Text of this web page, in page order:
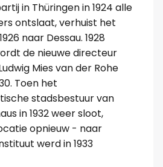
in Thüringen in 1924 alle
ontslaat, verhuist het
naar Dessau. 1928
de nieuwe directeur
Mies van der Rohe
Toen het
stadsbestuur van
in 1932 weer sloot,
opnieuw - naar
werd in 1933